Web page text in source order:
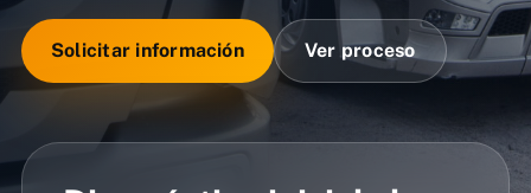
Solicitar información Ver proceso